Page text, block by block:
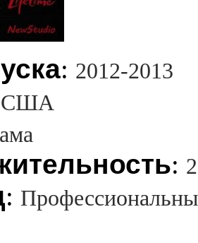
: 2012-2013
США
:
: